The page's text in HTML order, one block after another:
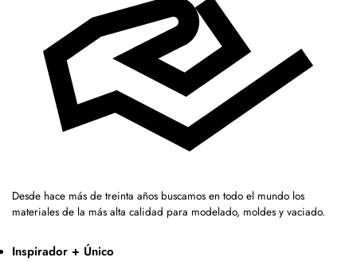
Desde hace más de treinta años buscamos en todo el mundo los
materiales de la más alta calidad para modelado, moldes y vaciado.
Inspirador + Único